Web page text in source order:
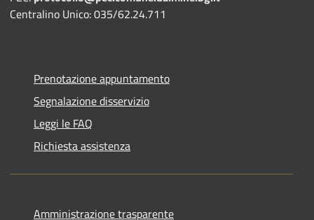
Centralino Unico: 035/62.24.711
Prenotazione appuntamento
Segnalazione disservizio
Leggi le FAQ
Richiesta assistenza
Amministrazione trasparente